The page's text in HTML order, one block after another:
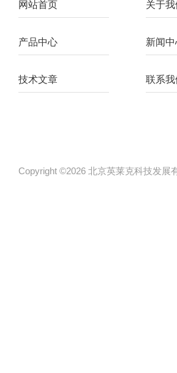
网站首页 关于我
产品中心 新闻
技术文章 联系我
Copyright ©2026 北京英莱克科技发